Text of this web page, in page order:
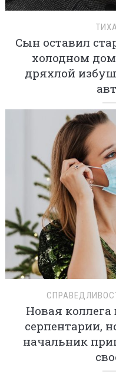
Сын оставил
холодном
дряхлой
Новая
серпентарии,
начальник